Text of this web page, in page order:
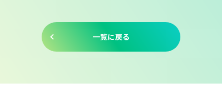
一覧に戻る